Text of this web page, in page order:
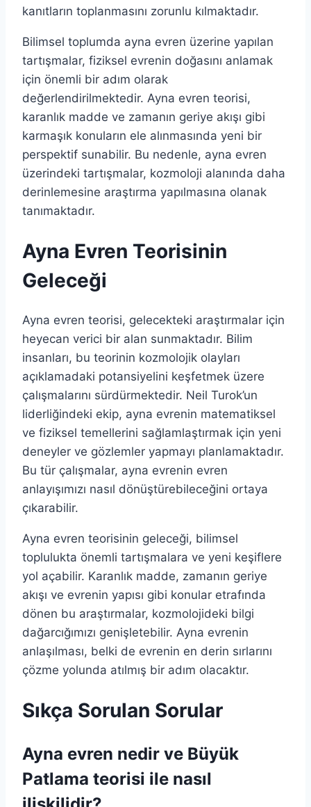
kanıtların toplanmasını zorunlu kılmaktadır.
Bilimsel toplumda ayna evren üzerine yapılan
tartışmalar, fiziksel evrenin doğasını anlamak
için önemli bir adım olarak
değerlendirilmektedir. Ayna evren teorisi,
karanlık madde ve zamanın geriye akışı gibi
karmaşık konuların ele alınmasında yeni bir
perspektif sunabilir. Bu nedenle, ayna evren
üzerindeki tartışmalar, kozmoloji alanında daha
derinlemesine araştırma yapılmasına olanak
tanımaktadır.
Ayna Evren Teorisinin
Geleceği
Ayna evren teorisi, gelecekteki araştırmalar için
heyecan verici bir alan sunmaktadır. Bilim
insanları, bu teorinin kozmolojik olayları
açıklamadaki potansiyelini keşfetmek üzere
çalışmalarını sürdürmektedir. Neil Turok’un
liderliğindeki ekip, ayna evrenin matematiksel
ve fiziksel temellerini sağlamlaştırmak için yeni
deneyler ve gözlemler yapmayı planlamaktadır.
Bu tür çalışmalar, ayna evrenin evren
anlayışımızı nasıl dönüştürebileceğini ortaya
çıkarabilir.
Ayna evren teorisinin geleceği, bilimsel
toplulukta önemli tartışmalara ve yeni keşiflere
yol açabilir. Karanlık madde, zamanın geriye
akışı ve evrenin yapısı gibi konular etrafında
dönen bu araştırmalar, kozmolojideki bilgi
dağarcığımızı genişletebilir. Ayna evrenin
anlaşılması, belki de evrenin en derin sırlarını
çözme yolunda atılmış bir adım olacaktır.
Sıkça Sorulan Sorular
Ayna evren nedir ve Büyük
Patlama teorisi ile nasıl